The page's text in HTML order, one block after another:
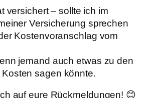
versichert – sollte ich im
Versicherung sprechen
Kostenvoranschlag vom
jemand auch etwas zu den
sagen könnte.
auf eure Rückmeldungen! 😊